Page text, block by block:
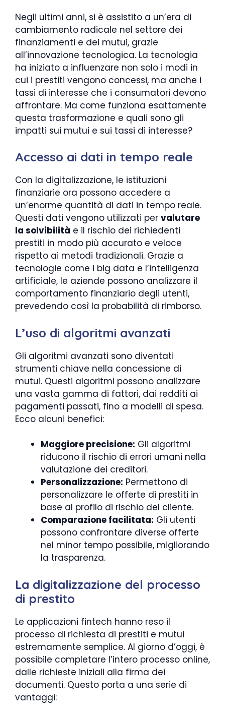
Negli ultimi anni, si è assistito a un’era di
cambiamento radicale nel settore dei
finanziamenti e dei mutui, grazie
all’innovazione tecnologica. La tecnologia
ha iniziato a influenzare non solo i modi in
cui i prestiti vengono concessi, ma anche i
tassi di interesse che i consumatori devono
affrontare. Ma come funziona esattamente
questa trasformazione e quali sono gli
impatti sui mutui e sui tassi di interesse?
Accesso ai dati in tempo reale
Con la digitalizzazione, le istituzioni
finanziarie ora possono accedere a
un’enorme quantità di dati in tempo reale.
Questi dati vengono utilizzati per valutare
la solvibilità e il rischio dei richiedenti
prestiti in modo più accurato e veloce
rispetto ai metodi tradizionali. Grazie a
tecnologie come i big data e l’intelligenza
artificiale, le aziende possono analizzare il
comportamento finanziario degli utenti,
prevedendo così la probabilità di rimborso.
L’uso di algoritmi avanzati
Gli algoritmi avanzati sono diventati
strumenti chiave nella concessione di
mutui. Questi algoritmi possono analizzare
una vasta gamma di fattori, dai redditi ai
pagamenti passati, fino a modelli di spesa.
Ecco alcuni benefici:
Maggiore precisione: Gli algoritmi
riducono il rischio di errori umani nella
valutazione dei creditori.
Personalizzazione: Permettono di
personalizzare le offerte di prestiti in
base al profilo di rischio del cliente.
Comparazione facilitata: Gli utenti
possono confrontare diverse offerte
nel minor tempo possibile, migliorando
la trasparenza.
La digitalizzazione del processo
di prestito
Le applicazioni fintech hanno reso il
processo di richiesta di prestiti e mutui
estremamente semplice. Al giorno d’oggi, è
possibile completare l’intero processo online,
dalle richieste iniziali alla firma dei
documenti. Questo porta a una serie di
vantaggi: